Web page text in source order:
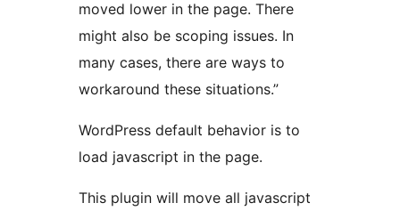
moved lower in the page. There
might also be scoping issues. In
many cases, there are ways to
workaround these situations.”
WordPress default behavior is to
load javascript in the page.
This plugin will move all javascript